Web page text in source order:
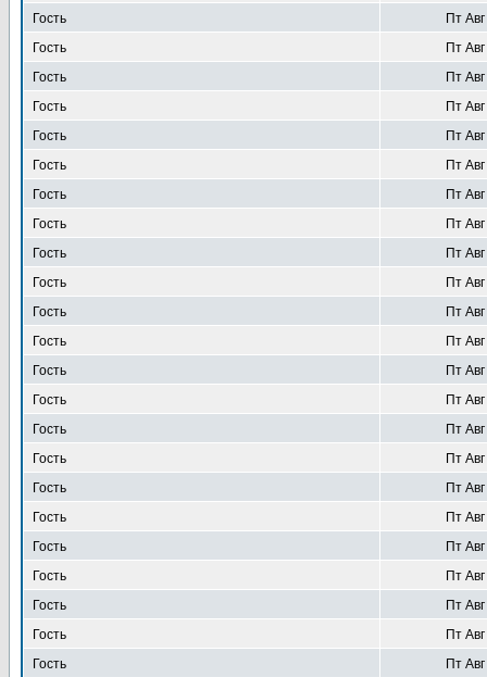
Гость
Пт
Гость
Пт
Гость
Пт
Гость
Пт
Гость
Пт
Гость
Пт
Гость
Пт
Гость
Пт
Гость
Пт
Гость
Пт
Гость
Пт
Гость
Пт
Гость
Пт
Гость
Пт
Гость
Пт
Гость
Пт
Гость
Пт
Гость
Пт
Гость
Пт
Гость
Пт
Гость
Пт
Гость
Пт
Гость
Пт